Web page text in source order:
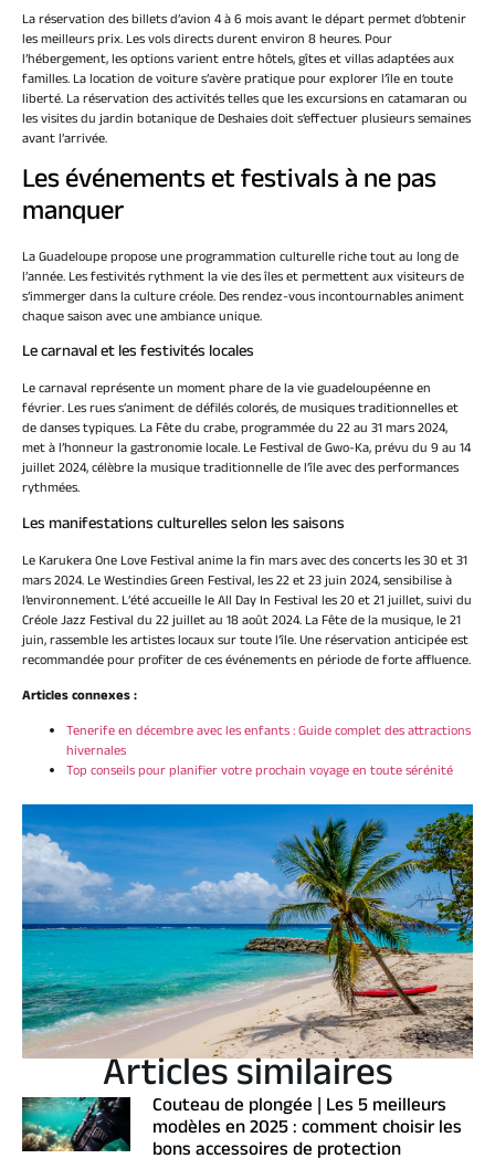
La réservation des billets d’avion 4 à 6 mois avant le départ permet d’obtenir
les meilleurs prix. Les vols directs durent environ 8 heures. Pour
l’hébergement, les options varient entre hôtels, gîtes et villas adaptées aux
familles. La location de voiture s’avère pratique pour explorer l’île en toute
liberté. La réservation des activités telles que les excursions en catamaran ou
les visites du jardin botanique de Deshaies doit s’effectuer plusieurs semaines
avant l’arrivée.
Les événements et festivals à ne pas
manquer
La Guadeloupe propose une programmation culturelle riche tout au long de
l’année. Les festivités rythment la vie des îles et permettent aux visiteurs de
s’immerger dans la culture créole. Des rendez-vous incontournables animent
chaque saison avec une ambiance unique.
Le carnaval et les festivités locales
Le carnaval représente un moment phare de la vie guadeloupéenne en
février. Les rues s’animent de défilés colorés, de musiques traditionnelles et
de danses typiques. La Fête du crabe, programmée du 22 au 31 mars 2024,
met à l’honneur la gastronomie locale. Le Festival de Gwo-Ka, prévu du 9 au 14
juillet 2024, célèbre la musique traditionnelle de l’île avec des performances
rythmées.
Les manifestations culturelles selon les saisons
Le Karukera One Love Festival anime la fin mars avec des concerts les 30 et 31
mars 2024. Le Westindies Green Festival, les 22 et 23 juin 2024, sensibilise à
l’environnement. L’été accueille le All Day In Festival les 20 et 21 juillet, suivi du
Créole Jazz Festival du 22 juillet au 18 août 2024. La Fête de la musique, le 21
juin, rassemble les artistes locaux sur toute l’île. Une réservation anticipée est
recommandée pour profiter de ces événements en période de forte affluence.
Articles connexes :
Tenerife en décembre avec les enfants : Guide complet des attractions
hivernales
Top conseils pour planifier votre prochain voyage en toute sérénité
Articles similaires
Couteau de plongée | Les 5 meilleurs
modèles en 2025 : comment choisir les
bons accessoires de protection